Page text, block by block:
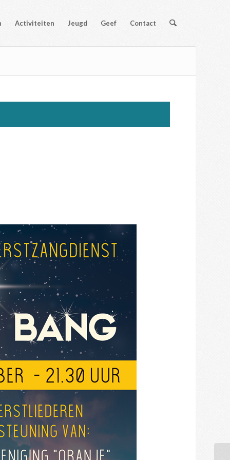
Activiteiten Jeugd Geef Contact